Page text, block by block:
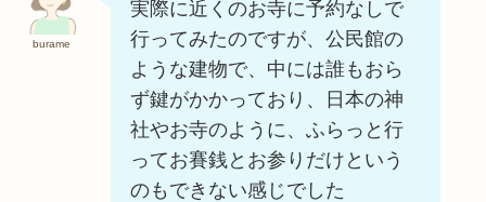
burame
実際に近くのお寺に予約なしで
行ってみたのですが、公民館の
ような建物で、中には誰もおら
ず鍵がかかっており、日本の神
社やお寺のように、ふらっと行
ってお賽銭とお参りだけという
のもできない感じでした